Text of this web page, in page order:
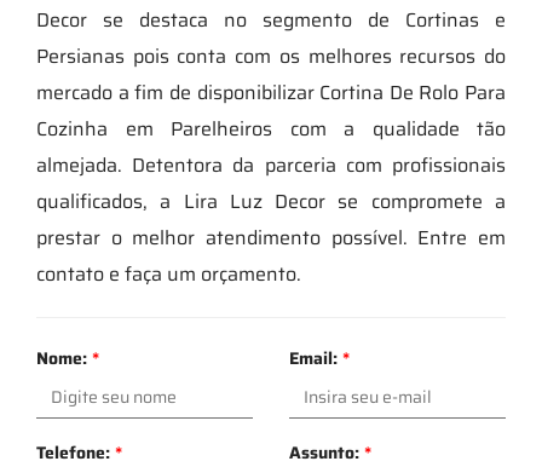
Decor se destaca no segmento de Cortinas e
Persianas pois conta com os melhores recursos do
mercado a fim de disponibilizar Cortina De Rolo Para
Cozinha em Parelheiros com a qualidade tão
almejada. Detentora da parceria com profissionais
qualificados, a Lira Luz Decor se compromete a
prestar o melhor atendimento possível. Entre em
contato e faça um orçamento.
Nome:* Email:*
Telefone:* Assunto:*